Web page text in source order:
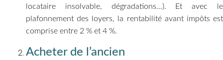
locataire insolvable, dégradations…). Et avec le
plafonnement des loyers, la rentabilité avant impôts est
comprise entre 2 % et 4 %.
Acheter de l’ancien